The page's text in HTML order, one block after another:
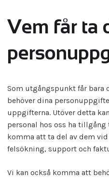
Vem får ta
Som utgångspunkt får bara
behöver dina
uppgifterna. Utöver detta
personal hos oss ha
komma att ta del av dem
felsökning, support och
Vi kan också komma att